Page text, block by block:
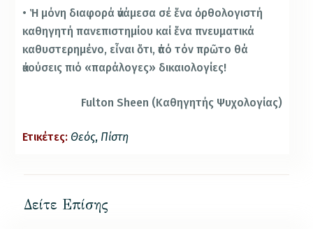
• Ἡ μόνη διαφορά ἀνάμεσα σέ ἕνα ὀρθολογιστή
καθηγητή πανεπιστημίου καί ἕνα πνευματικά
καθυστερημένο, εἶναι ὅτι, ἀπό τόν πρῶτο θά
ἀκούσεις πιό «παράλογες» δικαιολογίες!
Fulton Sheen (Καθηγητής Ψυχολογίας)
Ετικέτες: Θεός, Πίστη
Δείτε Επίσης